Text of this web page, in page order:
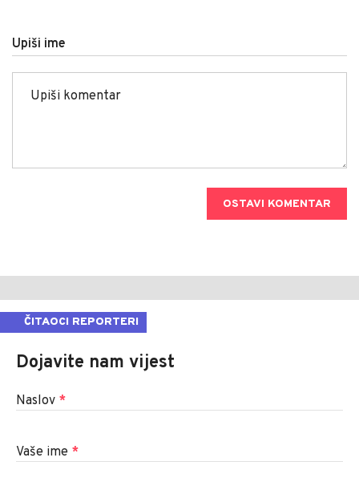
Upiši ime
OSTAVI KOMENTAR
ČITAOCI REPORTERI
Dojavite nam vijest
Naslov *
Vaše ime *